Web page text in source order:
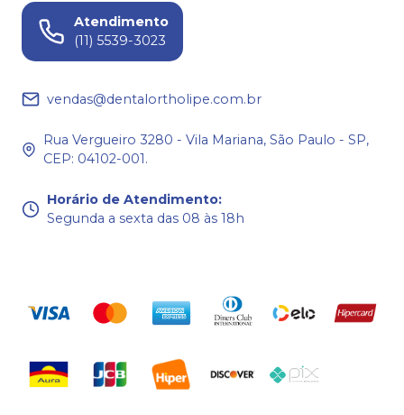
Atendimento
(11) 5539-3023
vendas@dentalortholipe.com.br
Rua Vergueiro 3280 - Vila Mariana, São Paulo - SP,
CEP: 04102-001.
Horário de Atendimento:
Segunda a sexta das 08 às 18h